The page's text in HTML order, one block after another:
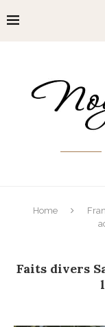
Home
Faits divers